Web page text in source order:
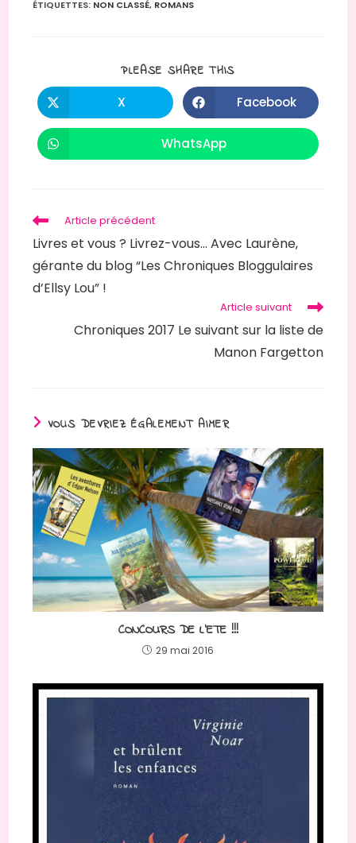
ÉTIQUETTES: NON CLASSÉ, ROMANS
PLEASE SHARE THISPARTAGER
Ouvrir
dans
une
X Ouvrir
dans
une
Facebook
Ouvrir
dans
WhatsApp
Read
more
articles
Article précédent
Livres et vous ? Livrez-vous… Avec Laurène,
gérante du blog “Les Chroniques Bloggulaires
d’Ellsy Lou” !
Article suivant
Chroniques 2017 Le suivant sur la liste de
Manon Fargetton
VOUS DEVRIEZ ÉGALEMENT AIMER
CONCOURS DE L’ETE !!!
29 mai 2016